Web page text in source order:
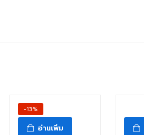
-13%
อ่านเพิ่ม